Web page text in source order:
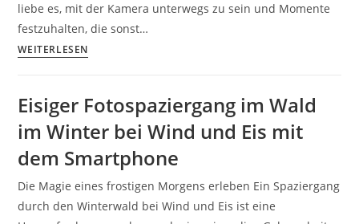
Tipps
und
Tricks
liebe es, mit der Kamera unterwegs zu sein und Momente
festzuhalten, die sonst…
WEITERLESEN
Frühling
mit
oder
Smartphone
Eisiger Fotospaziergang im Wald
im Winter bei Wind und Eis mit
dem Smartphone
Die Magie eines frostigen Morgens erleben Ein Spaziergang
durch den Winterwald bei Wind und Eis ist eine